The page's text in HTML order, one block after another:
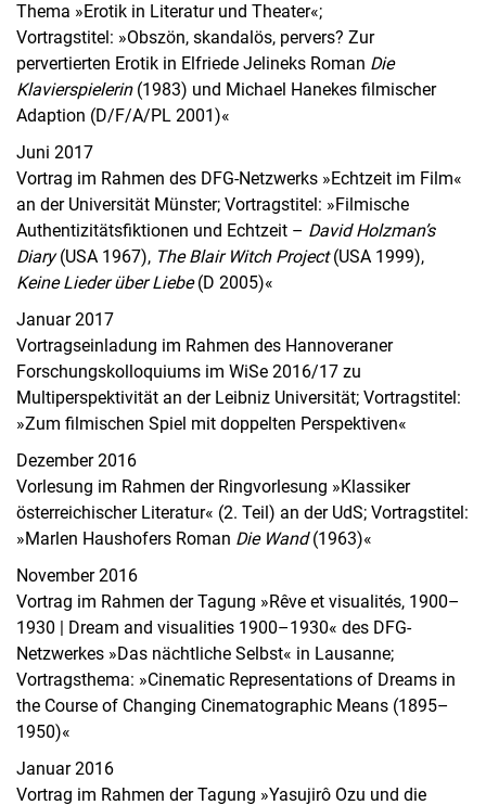
Thema »Erotik in Literatur und Theater«;
Vortragstitel: »Obszön, skandalös, pervers? Zur
pervertierten Erotik in Elfriede Jelineks Roman Die
Klavierspielerin(1983) und Michael Hanekes filmischer
Adaption (D/F/A/PL 2001)«
Juni 2017
Vortrag im Rahmen des DFG-Netzwerks »Echtzeit im Film«
an der Universität Münster; Vortragstitel: »Filmische
Authentizitätsfiktionen und Echtzeit – David Holzman’s
Diary(USA 1967), The Blair Witch Project(USA 1999),
Keine Lieder über Liebe(D 2005)«
Januar 2017
Vortragseinladung im Rahmen des Hannoveraner
Forschungskolloquiums im WiSe 2016/17 zu
Multiperspektivität an der Leibniz Universität; Vortragstitel:
»Zum filmischen Spiel mit doppelten Perspektiven«
Dezember 2016
Vorlesung im Rahmen der Ringvorlesung »Klassiker
österreichischer Literatur« (2. Teil) an der UdS; Vortragstitel:
»Marlen Haushofers Roman Die Wand(1963)«
November 2016
Vortrag im Rahmen der Tagung »Rêve et visualités, 1900–
1930 | Dream and visualities 1900–1930« des DFG-
Netzwerkes »Das nächtliche Selbst« in Lausanne;
Vortragsthema: »Cinematic Representations of Dreams in
the Course of Changing Cinematographic Means (1895–
1950)«
Januar 2016
Vortrag im Rahmen der Tagung »Yasujirô Ozu und die